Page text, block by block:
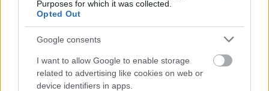
Purposes for which it was collected.
Opted Out
Google consents
I want to allow Google to enable storage
related to advertising like cookies on web or
device identifiers in apps.